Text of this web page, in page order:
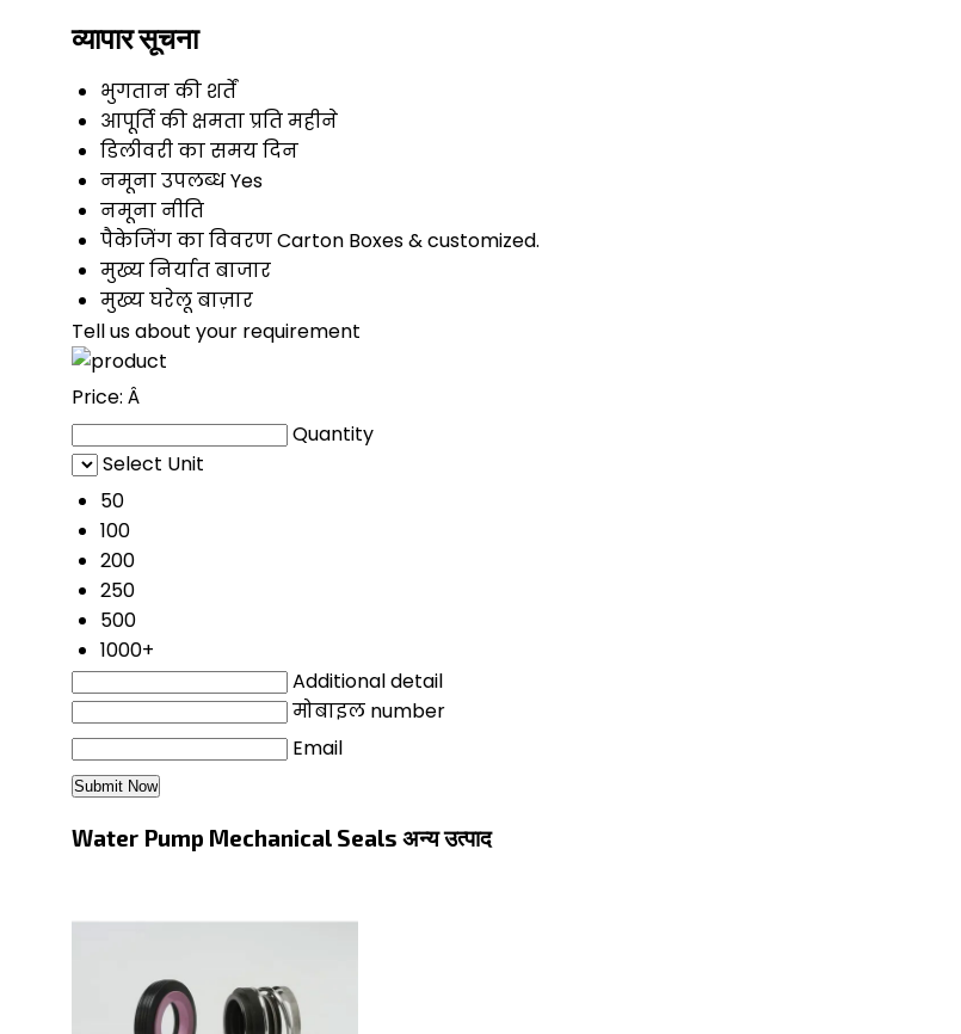
व्यापार सूचना
भुगतान की शर्तें
आपूर्ति की क्षमताप्रति महीने
डिलीवरी का समयदिन
नमूना उपलब्धYes
नमूना नीति
पैकेजिंग का विवरणCarton Boxes & customized.
मुख्य निर्यात बाजार
मुख्य घरेलू बाज़ार
Tell us about your requirement
Price: Â
Quantity
Select Unit
50
100
200
250
500
1000+
Additional detail
मोबाइल number
Email
Water Pump Mechanical Seals अन्य उत्पाद